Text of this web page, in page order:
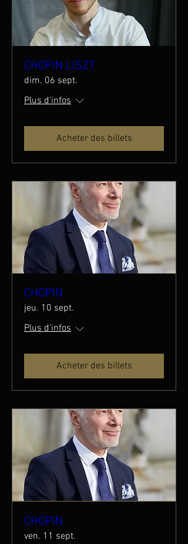
CHOPIN LISZT
dim. 06 sept.
Plus d'infos
Acheter des billets
CHOPIN
jeu. 10 sept.
Plus d'infos
Acheter des billets
CHOPIN
ven. 11 sept.